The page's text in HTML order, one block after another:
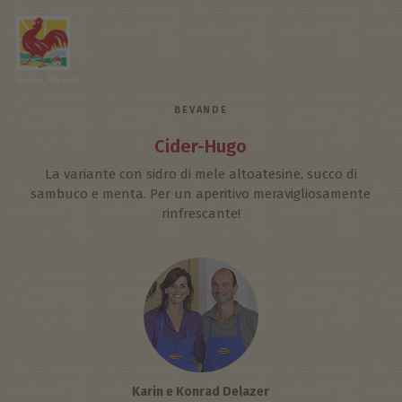
BEVANDE
Cider-Hugo
La variante con sidro di mele altoatesine, succo di
sambuco e menta. Per un aperitivo meravigliosamente
rinfrescante!
Karin e Konrad Delazer